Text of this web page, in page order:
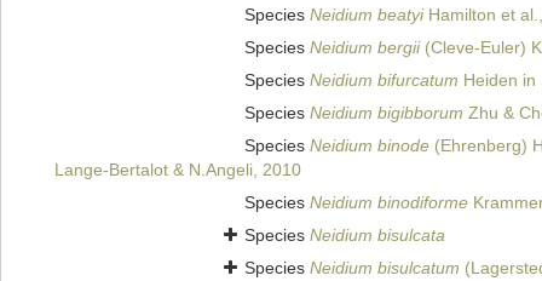
Species Neidium beatyiHamilton et
Species Neidium bergii(Cleve-Euler)
Species Neidium bifurcatum Heiden in
Species Neidium bigibborum Zhu &
Species Neidium binode (Ehrenberg)
Lange-Bertalot & N.Angeli, 2010
Species Neidium binodiforme
Species Neidium bisulcata
Species Neidium bisulcatum